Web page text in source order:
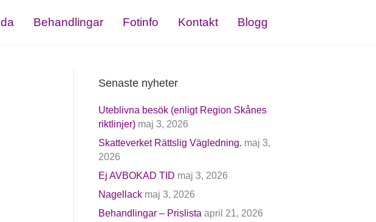
Behandlingar Fotinfo Kontakt Blogg
Senaste nyheter
Uteblivna besök (enligt Region Skånes
riktlinjer) maj 3, 2026
Skatteverket Rättslig Vägledning. maj 3,
2026
Ej AVBOKAD TID maj 3, 2026
Nagellack maj 3, 2026
Behandlingar – Prislista april 21, 2026